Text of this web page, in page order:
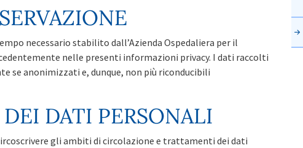
necessario stabilito dall’Azienda Ospedaliera per il
nelle presenti informazioni privacy. I dati raccolti
se anonimizzati e, dunque, non più riconducibili
DATI PERSONALI
gli ambiti di circolazione e trattamenti dei dati